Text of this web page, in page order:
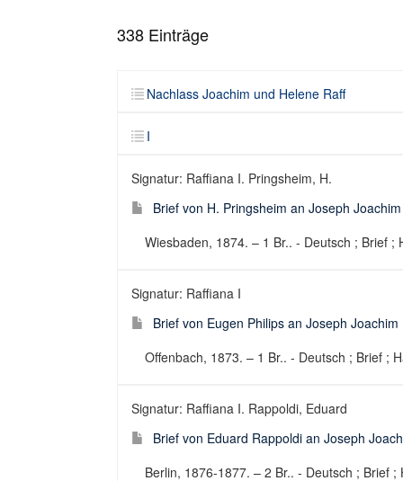
338 Einträge
Nachlass Joachim und Helene Raff
I
Signatur: Raffiana I. Pringsheim, H.
Brief von H. Pringsheim an Joseph
Wiesbaden, 1874. – 1 Br.. - Deutsch ; Brief ;
Signatur: Raffiana I
Brief von Eugen Philips an Joseph Joachim
Offenbach, 1873. – 1 Br.. - Deutsch ; Brief ;
Signatur: Raffiana I. Rappoldi, Eduard
Brief von Eduard Rappoldi an Joseph
Berlin, 1876-1877. – 2 Br.. - Deutsch ; Brief ;